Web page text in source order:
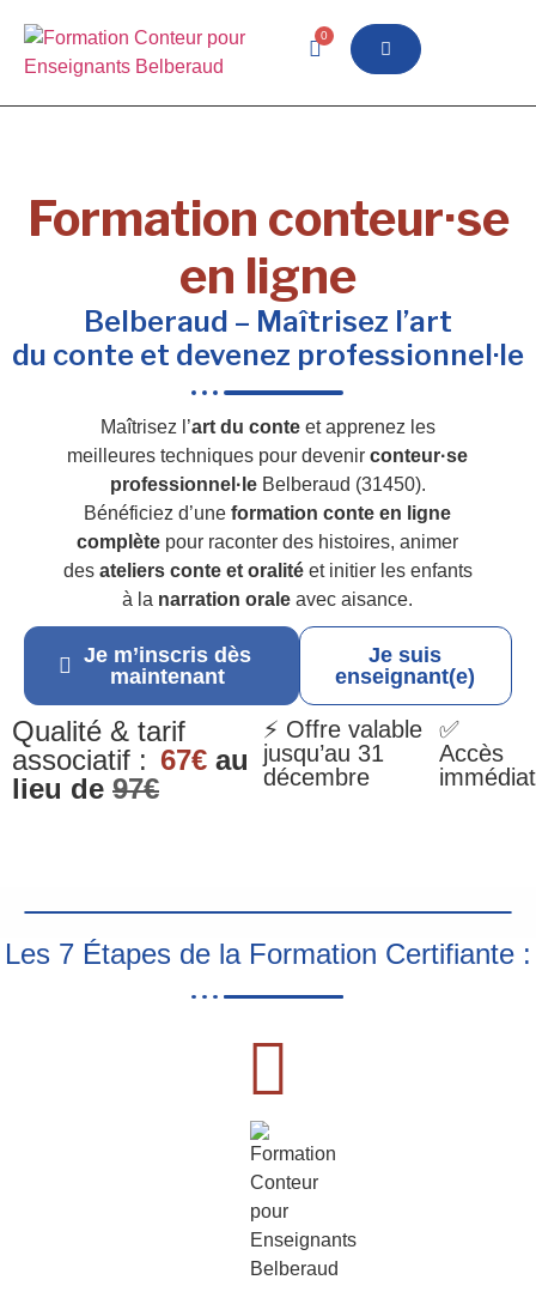
0
Formation conteur·se
en ligne
Belberaud – Maîtrisez l’art
du conte et devenez professionnel·le
Maîtrisez l’art du conteet apprenez les
meilleures techniques pour devenirconteur·se
professionnel·leBelberaud (31450).
Bénéficiez d’uneformation conte en ligne
complète pour raconter des histoires, animer
des ateliers conte et oralitéet initier les enfants
à la narration orale avec aisance.
Je m’inscris dès
maintenant
Je suis
enseignant(e)
Qualité & tarif
associatif : 67€ au
lieu de 97€
⚡ Offre valable
jusqu’au 31
décembre
✅
Accès
immédiat
Les 7 Étapes de la Formation Certifiante :